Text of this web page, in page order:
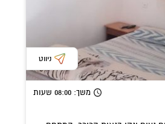
ניווט
משך: 08:00 שעות